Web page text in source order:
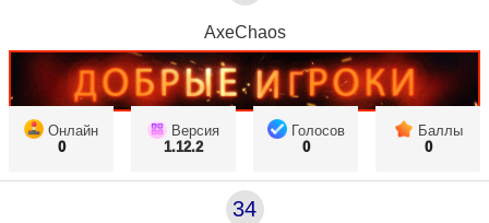
AxeChaos
Онлайн
0
Версия
1.12.2
Голосов
0
Баллы
0
34